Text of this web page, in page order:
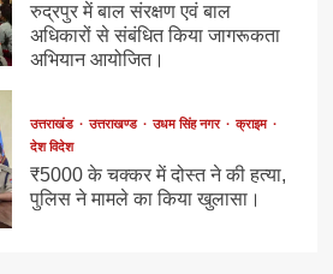
रुद्रपुर में बाल संरक्षण एवं बाल
अधिकारों से संबंधित किया जागरूकता
अभियान आयोजित।
उत्तराखंड उत्तराखण्ड उधम सिंह नगर
क्राइम
देश विदेश
₹5000 के चक्कर में दोस्त ने की हत्या,
पुलिस ने मामले का किया खुलासा।